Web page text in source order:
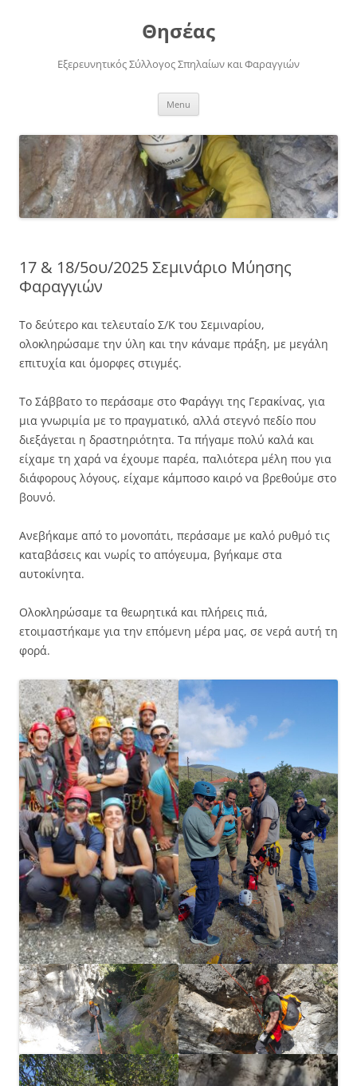
Θησέας
Εξερευνητικός Σύλλογος Σπηλαίων και Φαραγγιών
Menu
17 & 18/5ου/2025 Σεμινάριο Μύησης
Φαραγγιών
Το δεύτερο και τελευταίο Σ/Κ του Σεμιναρίου,
ολοκληρώσαμε την ύλη και την κάναμε πράξη, με μεγάλη
επιτυχία και όμορφες στιγμές.
Το Σάββατο το περάσαμε στο Φαράγγι της Γερακίνας, για
μια γνωριμία με το πραγματικό, αλλά στεγνό πεδίο που
διεξάγεται η δραστηριότητα. Τα πήγαμε πολύ καλά και
είχαμε τη χαρά να έχουμε παρέα, παλιότερα μέλη που για
διάφορους λόγους, είχαμε κάμποσο καιρό να βρεθούμε στο
βουνό.
Ανεβήκαμε από το μονοπάτι, περάσαμε με καλό ρυθμό τις
καταβάσεις και νωρίς το απόγευμα, βγήκαμε στα
αυτοκίνητα.
Ολοκληρώσαμε τα θεωρητικά και πλήρεις πιά,
ετοιμαστήκαμε για την επόμενη μέρα μας, σε νερά αυτή τη
φορά.